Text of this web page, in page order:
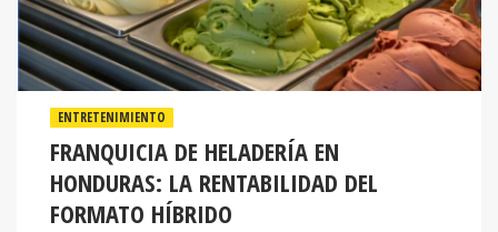
ENTRETENIMIENTO
FRANQUICIA DE HELADERÍA EN
HONDURAS: LA RENTABILIDAD DEL
FORMATO HÍBRIDO